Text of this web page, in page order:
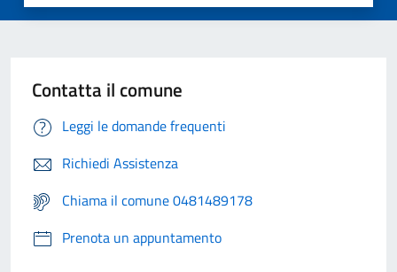
Contatta il comune
Leggi le domande frequenti
Richiedi Assistenza
Chiama il comune 0481489178
Prenota un appuntamento